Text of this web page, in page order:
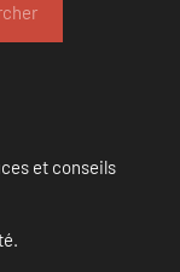
et conseils